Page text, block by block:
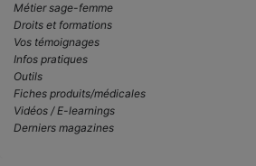
Métier sage-femme
Droits et formations
Vos témoignages
Infos pratiques
Outils
Fiches produits/médicales
Vidéos / E-learnings
Derniers magazines